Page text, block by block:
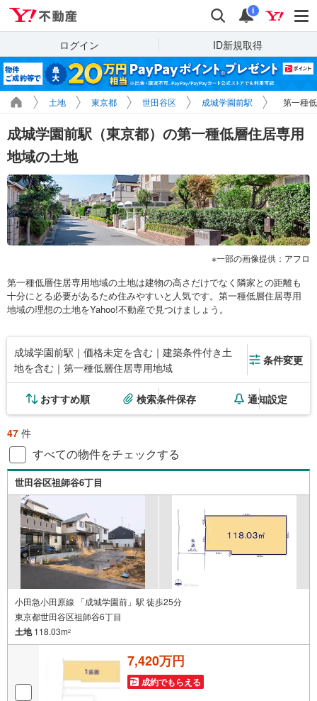
検索 通知
i
ログイン ID新規取得
土地 東京都 世田谷区 成城学園前駅 第一種
成城学園前駅（東京都）の第一種低層住居専用
地域の土地
一部の画像提供：アフロ
第一種低層住居専用地域の土地は建物の高さだけでなく隣家との距離も
十分にとる必要があるため住みやすいと人気です。第一種低層住居専用
地域の理想の土地をYahoo!不動産で見つけましょう。
成城学園前駅｜価格未定を含む｜建築条件付き土
地を含む｜第一種低層住居専用地域
条件変更
おすすめ順 検索条件保存 通知設定
47 件
すべての物件をチェックする
世田谷区祖師谷6丁目
小田急小田原線 「成城学園前」駅 徒歩25分
東京都世田谷区祖師谷6丁目
土地118.03m2
7,420万円
成約でもらえる